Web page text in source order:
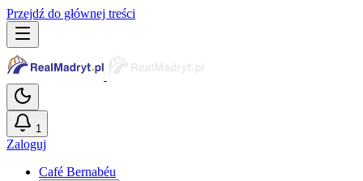
Przejdź do głównej treści
1
Zaloguj
Café Bernabéu